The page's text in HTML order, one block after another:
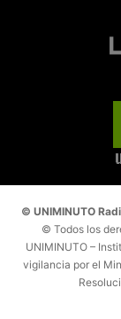
© UNIMINUTO
© Todos los
UNIMINUTO –
vigilancia por el